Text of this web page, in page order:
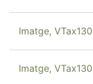
Imatge,
Imatge,